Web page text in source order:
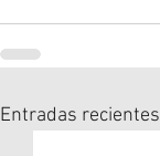
Entradas recientes